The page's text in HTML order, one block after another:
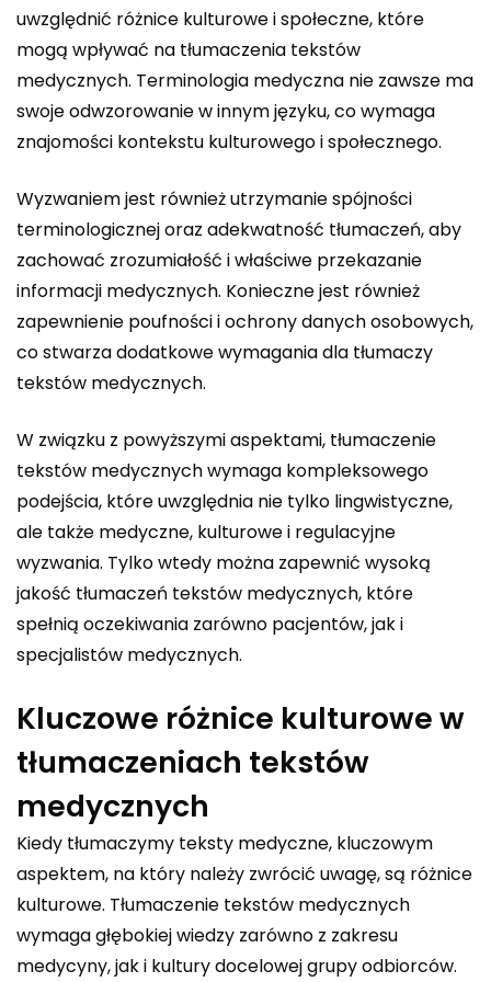
uwzględnić różnice kulturowe i społeczne, które
mogą wpływać na tłumaczenia tekstów
medycznych. Terminologia medyczna nie zawsze ma
swoje odwzorowanie w innym języku, co wymaga
znajomości kontekstu kulturowego i społecznego.
Wyzwaniem jest również utrzymanie spójności
terminologicznej oraz adekwatność tłumaczeń, aby
zachować zrozumiałość i właściwe przekazanie
informacji medycznych. Konieczne jest również
zapewnienie poufności i ochrony danych osobowych,
co stwarza dodatkowe wymagania dla tłumaczy
tekstów medycznych.
W związku z powyższymi aspektami, tłumaczenie
tekstów medycznych wymaga kompleksowego
podejścia, które uwzględnia nie tylko lingwistyczne,
ale także medyczne, kulturowe i regulacyjne
wyzwania. Tylko wtedy można zapewnić wysoką
jakość tłumaczeń tekstów medycznych, które
spełnią oczekiwania zarówno pacjentów, jak i
specjalistów medycznych.
Kluczowe różnice kulturowe w
tłumaczeniach tekstów
medycznych
Kiedy tłumaczymy teksty medyczne, kluczowym
aspektem, na który należy zwrócić uwagę, są różnice
kulturowe. Tłumaczenie tekstów medycznych
wymaga głębokiej wiedzy zarówno z zakresu
medycyny, jak i kultury docelowej grupy odbiorców.